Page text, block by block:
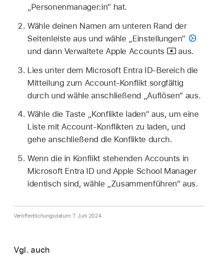
„Personenmanager:in“ hat.
Wähle deinen Namen am unteren Rand der
Seitenleiste aus und wähle „Einstellungen“
und dann Verwaltete Apple Accounts
aus.
Lies unter dem Microsoft Entra ID-Bereich die
Mitteilung zum Account-Konflikt sorgfältig
durch und wähle anschließend „Auflösen“ aus.
Wähle die Taste „Konflikte laden“ aus, um eine
Liste mit Account-Konflikten zu laden, und
gehe anschließend die Konflikte durch.
Wenn die in Konflikt stehenden Accounts in
Microsoft Entra ID und Apple School Manager
identisch sind, wähle „Zusammenführen“ aus.
Veröffentlichungsdatum: 7. Juni 2024
Vgl. auch